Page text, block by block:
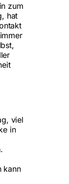
zum
hat
viel
in
kann